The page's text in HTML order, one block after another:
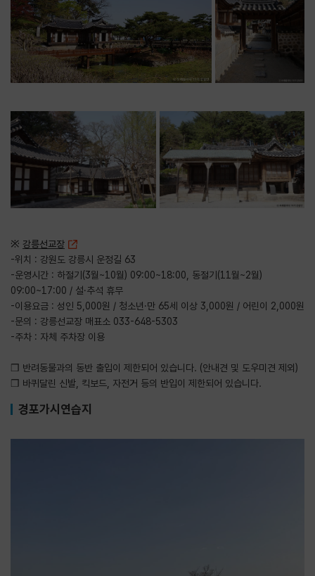
※ 강릉선교장
-위치 : 강원도 강릉시 운정길 63
-운영시간 : 하절기(3월~10월) 09:00~18:00, 동절기(11월~2월)
09:00~17:00 / 설·추석 휴무
-이용요금 : 성인 5,000원 / 청소년·만 65세 이상 3,000원 / 어린이 2,000원
-문의 : 강릉선교장 매표소 033-648-5303
-주차 : 자체 주차장 이용
❒ 반려동물과의 동반 출입이 제한되어 있습니다. (안내견 및 도우미견 제외)
❒ 바퀴달린 신발, 킥보드, 자전거 등의 반입이 제한되어 있습니다.
경포가시연습지